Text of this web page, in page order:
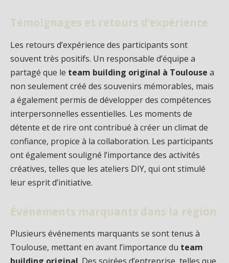
Témoignages et retours d’expérience
Les retours d’expérience des participants sont
souvent très positifs. Un responsable d’équipe a
partagé que le team building original à Toulouse a
non seulement créé des souvenirs mémorables, mais
a également permis de développer des compétences
interpersonnelles essentielles. Les moments de
détente et de rire ont contribué à créer un climat de
confiance, propice à la collaboration. Les participants
ont également souligné l’importance des activités
créatives, telles que les ateliers DIY, qui ont stimulé
leur esprit d’initiative.
Événements marquants dans la région
Plusieurs événements marquants se sont tenus à
Toulouse, mettant en avant l’importance du team